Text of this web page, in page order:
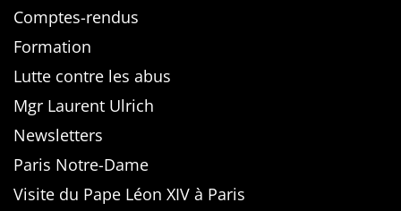
Comptes-rendus
Formation
Lutte contre les abus
Mgr Laurent Ulrich
Newsletters
Paris Notre-Dame
Visite du Pape Léon XIV à Paris